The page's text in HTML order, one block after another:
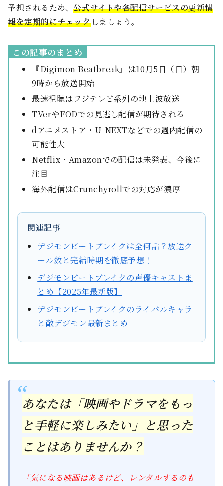
予想されるため、公式サイトや各配信サービスの更新情
報を定期的にチェックしましょう。
この記事のまとめ
『Digimon Beatbreak』は10月5日（日）朝
9時から放送開始
最速視聴はフジテレビ系列の地上波放送
TVerやFODでの見逃し配信が期待される
dアニメストア・U-NEXTなどでの週内配信の
可能性大
Netflix・Amazonでの配信は未発表、今後に
注目
海外配信はCrunchyrollでの対応が濃厚
関連記事
デジモンビートブレイクは全何話？放送ク
ール数と完結時期を徹底予想！
デジモンビートブレイクの声優キャストま
とめ【2025年最新版】
デジモンビートブレイクのライバルキャラ
と敵デジモン最新まとめ
あなたは「映画やドラマをもっ
と手軽に楽しみたい」と思った
ことはありませんか？
「気になる映画はあるけど、レンタルするのも